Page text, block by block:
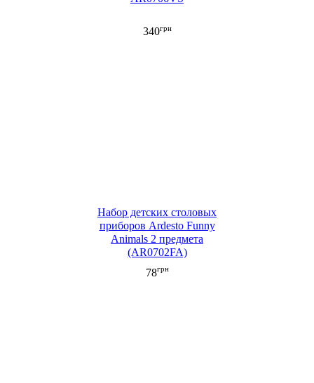
340грн
Набор детских столовых
приборов Ardesto Funny
Animals 2 предмета
(AR0702FA)
78грн